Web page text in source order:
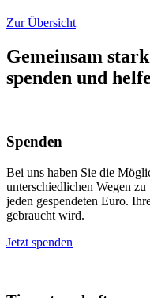
Zur Übersicht
Gemeinsam
spenden und
Spenden
Bei uns haben Sie die
unterschiedlichen Wegen
jeden gespendeten Euro.
gebraucht wird.
Jetzt spenden